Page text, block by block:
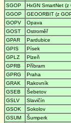
SGOP
HxGN SmartNet (z
GGOP
GEOORBIT (z
GOPV
Opava
GOST
Ostroměř
GPAR
Pardubice
GPIS
Písek
GPLZ
Plzeň
GPRB
Příbram
GPRG
Praha
GRAK
Rakovník
GSEB
Šebetov
GSLV
Slavičín
GSOK
Sokolov
GSUM
Šumperk